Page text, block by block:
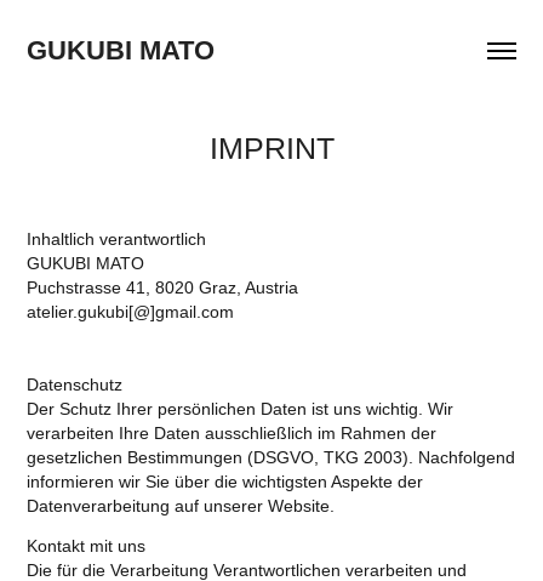
GUKUBI MATO
IMPRINT
Inhaltlich verantwortlich
GUKUBI MATO
Puchstrasse 41, 8020 Graz, Austria
atelier.gukubi[@]gmail.com
Datenschutz
Der Schutz Ihrer persönlichen Daten ist uns wichtig. Wir
verarbeiten Ihre Daten ausschließlich im Rahmen der
gesetzlichen Bestimmungen (DSGVO, TKG 2003). Nachfolgend
informieren wir Sie über die wichtigsten Aspekte der
Datenverarbeitung auf unserer Website.
Kontakt mit uns
Die für die Verarbeitung Verantwortlichen verarbeiten und